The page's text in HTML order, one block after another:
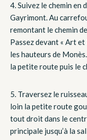
4.Suivez le chemin en
Gayrimont. Au
remontant le chemin
Passez devant « Art
les hauteurs de
la petite route puis le
5. Traversez le
loin la petite route
tout droit dans le
principale jusqu’à la